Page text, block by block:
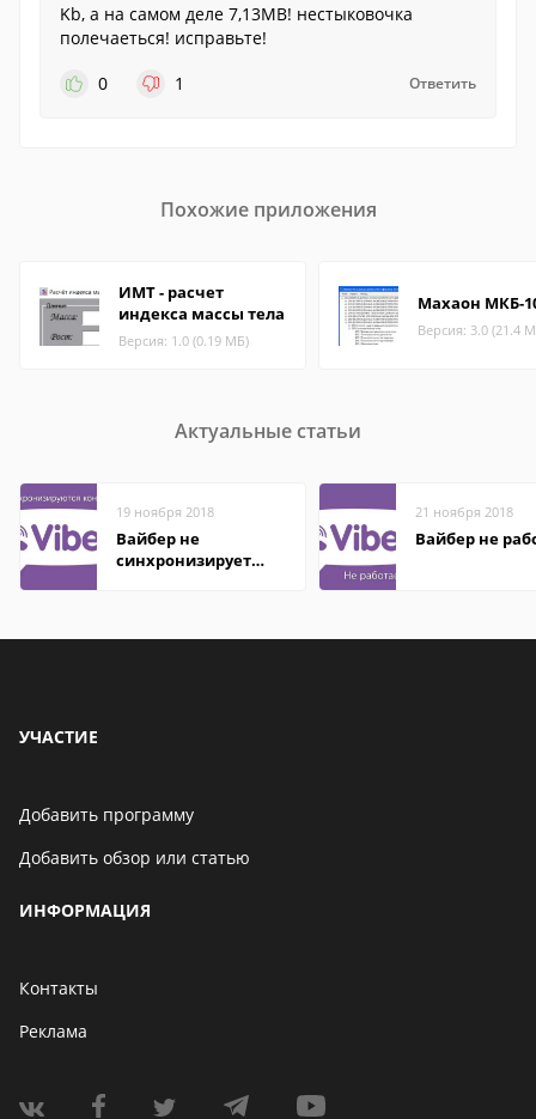
Kb, а на самом деле 7,13МВ! нестыковочка
полечаеться! исправьте!
0
1 Ответить
Похожие приложения
ИМТ - расчет
индекса массы тела
Версия: 1.0 (0.19 МБ)
Махаон МКБ-
Версия: 3.0 (21.4
Актуальные статьи
19 ноября 2018
Вайбер не
синхронизирует
21 ноября 2018
Вайбер не
УЧАСТИЕ
Добавить программу
Добавить обзор или статью
ИНФОРМАЦИЯ
Контакты
Реклама